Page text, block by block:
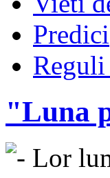
Predici
"Luna
- Lor